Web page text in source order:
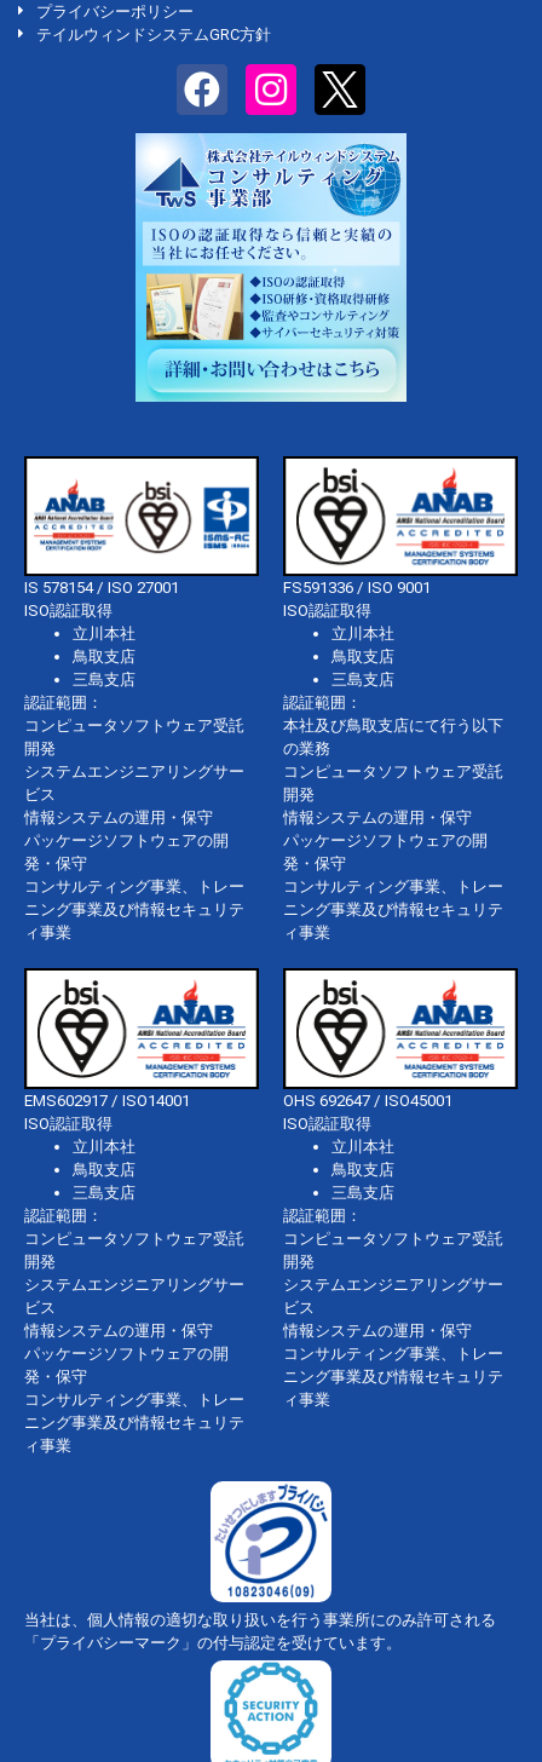
プライバシーポリシー
テイルウィンドシステムGRC方針
IS 578154 / ISO 27001
ISO認証取得
立川本社
鳥取支店
三島支店
認証範囲：
コンピュータソフトウェア受託
開発
システムエンジニアリングサー
ビス
情報システムの運用・保守
パッケージソフトウェアの開
発・保守
コンサルティング事業、トレー
ニング事業及び情報セキュリテ
ィ事業
FS591336 / ISO 9001
ISO認証取得
立川本社
鳥取支店
三島支店
認証範囲：
本社及び鳥取支店にて行う以下
の業務
コンピュータソフトウェア受託
開発
情報システムの運用・保守
パッケージソフトウェアの開
発・保守
コンサルティング事業、トレー
ニング事業及び情報セキュリテ
ィ事業
EMS602917 / ISO14001
ISO認証取得
立川本社
鳥取支店
三島支店
認証範囲：
コンピュータソフトウェア受託
開発
システムエンジニアリングサー
ビス
情報システムの運用・保守
パッケージソフトウェアの開
発・保守
コンサルティング事業、トレー
ニング事業及び情報セキュリテ
ィ事業
OHS 692647 / ISO45001
ISO認証取得
立川本社
鳥取支店
三島支店
認証範囲：
コンピュータソフトウェア受託
開発
システムエンジニアリングサー
ビス
情報システムの運用・保守
コンサルティング事業、トレー
ニング事業及び情報セキュリテ
ィ事業
当社は、個人情報の適切な取り扱いを行う事業所にのみ許可される
「プライバシーマーク」の付与認定を受けています。